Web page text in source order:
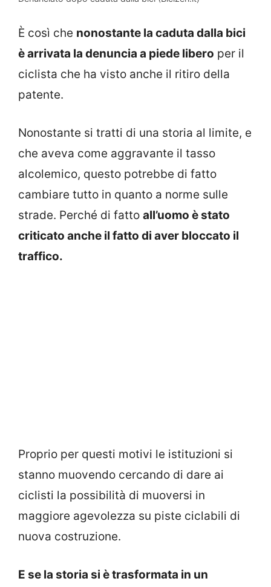
È così che nonostante la caduta dalla bici
è arrivata la denuncia a piede libero per il
ciclista che ha visto anche il ritiro della
patente.
Nonostante si tratti di una storia al limite, e
che aveva come aggravante il tasso
alcolemico, questo potrebbe di fatto
cambiare tutto in quanto a norme sulle
strade. Perché di fatto all’uomo è stato
criticato anche il fatto di aver bloccato il
traffico.
Proprio per questi motivi le istituzioni si
stanno muovendo cercando di dare ai
ciclisti la possibilità di muoversi in
maggiore agevolezza su piste ciclabili di
nuova costruzione.
E se la storia si è trasformata in un